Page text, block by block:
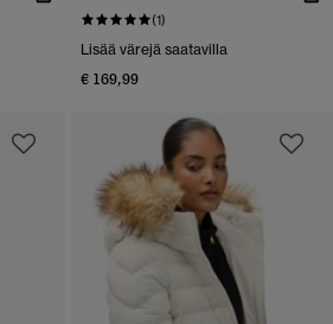
(1)
Lisää värejä saatavilla
€ 169,99